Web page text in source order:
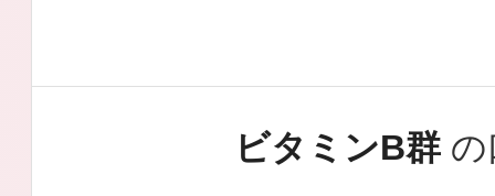
定期お届けサ
ビタミンB群の